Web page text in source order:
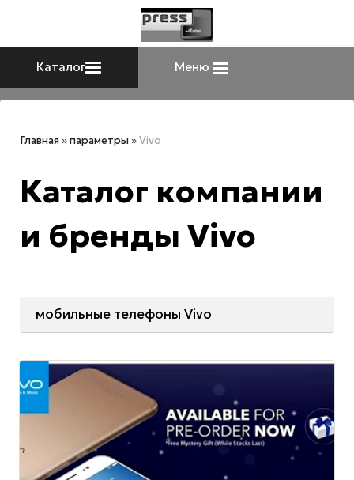
Каталог Меню
Главная »параметры »Vivo
Каталог компании
и бренды Vivo
мобильные телефоны Vivo